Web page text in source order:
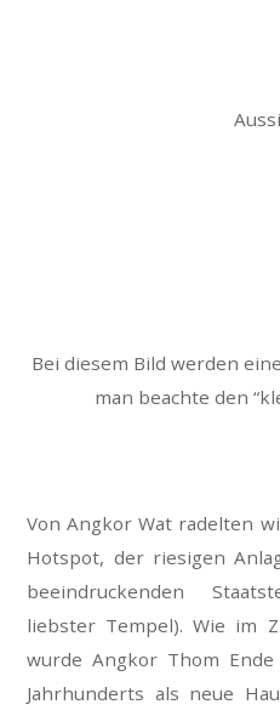
Bei diesem Bild werden
man beachte den
Von Angkor Wat radelten
Hotspot, der riesigen
beeindruckenden
liebster Tempel). Wie im
wurde Angkor Thom
Jahrhunderts als neue